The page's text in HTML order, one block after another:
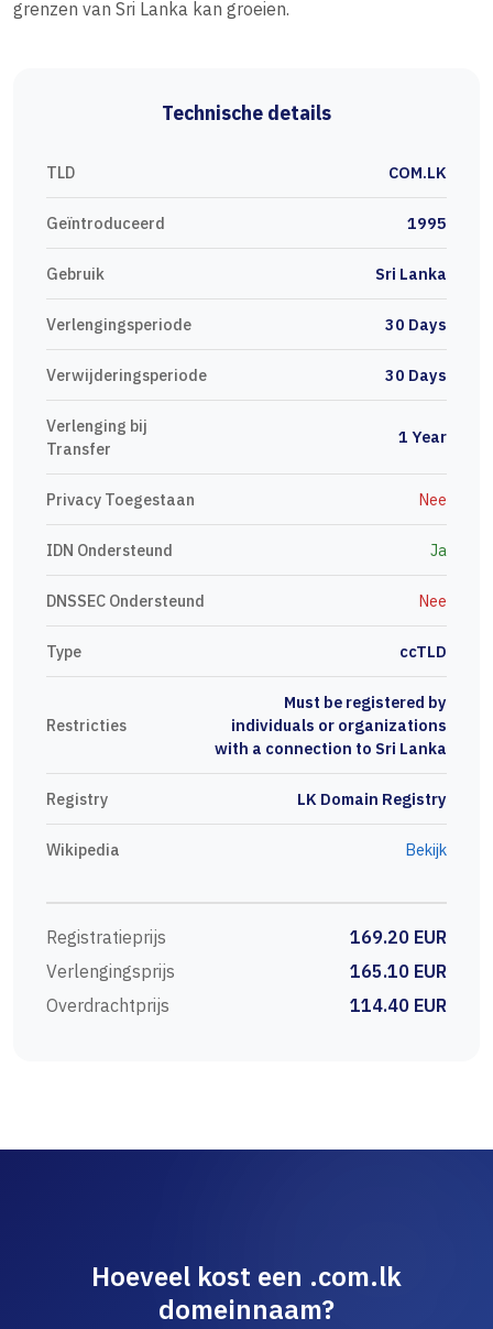
grenzen van Sri Lanka kan groeien.
Technische details
TLD COM.LK
Geïntroduceerd 1995
Gebruik Sri Lanka
Verlengingsperiode 30 Days
Verwijderingsperiode 30 Days
Verlenging bij
Transfer
1 Year
Privacy Toegestaan Nee
IDN Ondersteund Ja
DNSSEC Ondersteund Nee
Type ccTLD
Restricties
Must be registered by
individuals or organizations
with a connection to Sri Lanka
Registry LK Domain Registry
Wikipedia Bekijk
Registratieprijs
169.20 EUR
Verlengingsprijs
165.10 EUR
Overdrachtprijs
114.40 EUR
Hoeveel kost een .com.lk
domeinnaam?